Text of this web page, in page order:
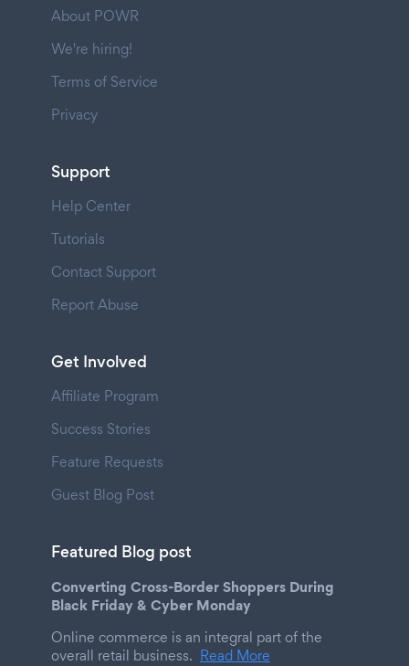
About POWR
We're hiring!
Terms of Service
Privacy
Support
Help Center
Tutorials
Contact Support
Report Abuse
Get Involved
Affiliate Program
Success Stories
Feature Requests
Guest Blog Post
Featured Blog post
Converting Cross-Border Shoppers During
Black Friday & Cyber Monday
Online commerce is an integral part of the
overall retail business. Read More